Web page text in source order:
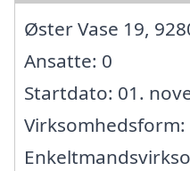
Øster Vase 19,
Ansatte: 0
Startdato: 01.
Virksomhedsform: